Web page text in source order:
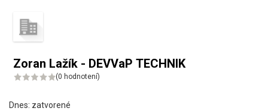
Zoran Lažík - DEVVaP TECHNIK
(0 hodnotení)
Dnes: zatvorené